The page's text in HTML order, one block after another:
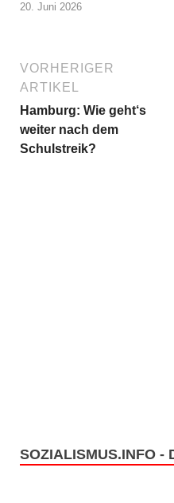
20. Juni 2026
VORHERIGER
ARTIKEL
Hamburg: Wie geht‘s
weiter nach dem
Schulstreik?
SOZIALISMUS.INFO -